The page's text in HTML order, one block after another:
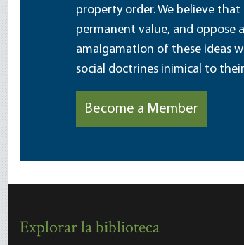
property order. We believe
permanent value, and oppose
amalgamation of these ideas
social doctrines inimical to
Become a Member
Explorar la biblioteca